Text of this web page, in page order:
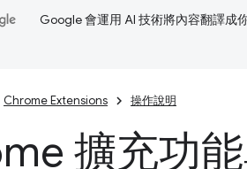
Google 會運用 AI 技術將內容翻譯成
Chrome Extensions 操作說明
擴充功